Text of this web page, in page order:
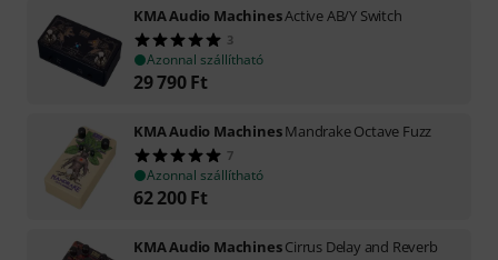
KMA Audio MachinesActive AB/Y Switch
3
Azonnal szállítható
29 790 Ft
KMA Audio MachinesMandrake Octave Fuzz
7
Azonnal szállítható
62 200 Ft
KMA Audio MachinesCirrus Delay and Reverb